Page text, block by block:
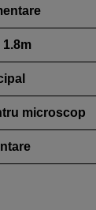
1.8m
microscop